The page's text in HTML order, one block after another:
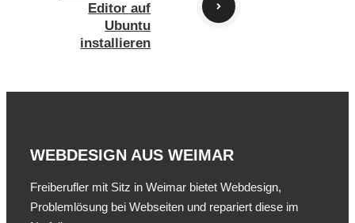
Editor auf
Ubuntu
installieren
WEBDESIGN AUS WEIMAR
Freiberufler mit Sitz in Weimar bietet Webdesign,
Problemlösung bei Webseiten und repariert diese im